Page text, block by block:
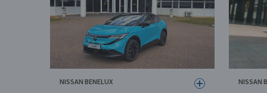
NISSAN BENELUX NISSAN